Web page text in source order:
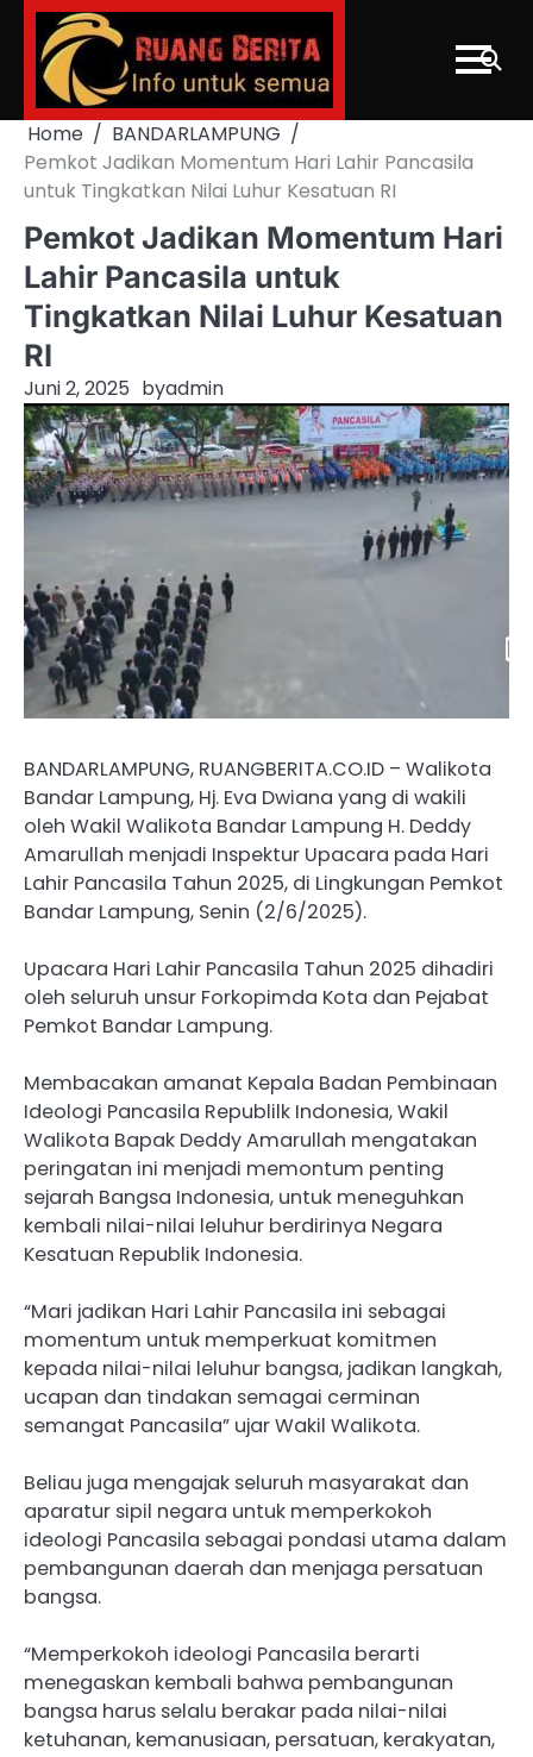
Skip
content
Home
BANDARLAMPUNG
Pemkot Jadikan Momentum Hari Lahir Pancasila
untuk Tingkatkan Nilai Luhur Kesatuan RI
Pemkot Jadikan Momentum Hari
Lahir Pancasila untuk
Tingkatkan Nilai Luhur Kesatuan
RI
Juni 2, 2025 byadmin
BANDARLAMPUNG, RUANGBERITA.CO.ID – Walikota
Bandar Lampung, Hj. Eva Dwiana yang di wakili
oleh Wakil Walikota Bandar Lampung H. Deddy
Amarullah menjadi Inspektur Upacara pada Hari
Lahir Pancasila Tahun 2025, di Lingkungan Pemkot
Bandar Lampung, Senin (2/6/2025).
Upacara Hari Lahir Pancasila Tahun 2025 dihadiri
oleh seluruh unsur Forkopimda Kota dan Pejabat
Pemkot Bandar Lampung.
Membacakan amanat Kepala Badan Pembinaan
Ideologi Pancasila Republilk Indonesia, Wakil
Walikota Bapak Deddy Amarullah mengatakan
peringatan ini menjadi memontum penting
sejarah Bangsa Indonesia, untuk meneguhkan
kembali nilai-nilai leluhur berdirinya Negara
Kesatuan Republik Indonesia.
“Mari jadikan Hari Lahir Pancasila ini sebagai
momentum untuk memperkuat komitmen
kepada nilai-nilai leluhur bangsa, jadikan langkah,
ucapan dan tindakan semagai cerminan
semangat Pancasila” ujar Wakil Walikota.
Beliau juga mengajak seluruh masyarakat dan
aparatur sipil negara untuk memperkokoh
ideologi Pancasila sebagai pondasi utama dalam
pembangunan daerah dan menjaga persatuan
bangsa.
“Memperkokoh ideologi Pancasila berarti
menegaskan kembali bahwa pembangunan
bangsa harus selalu berakar pada nilai-nilai
ketuhanan, kemanusiaan, persatuan, kerakyatan,